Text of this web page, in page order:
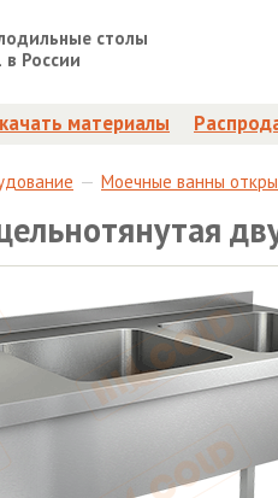
столы
России
материалы
Моечные ванны